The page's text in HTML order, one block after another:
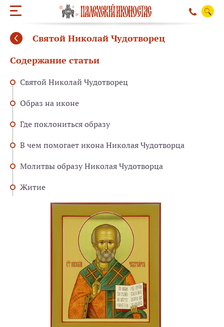
Святой Николай Чудотворец
Содержание статьи
Святой Николай Чудотворец
Образ на иконе
Где поклониться образу
В чем помогает икона Николая Чудотворца
Молитвы образу Николая Чудотворца
Житие